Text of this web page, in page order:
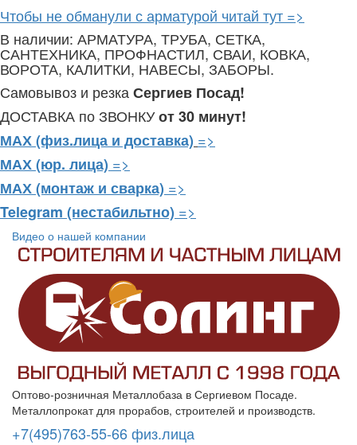
Чтобы не обманули с арматурой читай тут =>
В наличии: АРМАТУРА, ТРУБА, СЕТКА,
САНТЕХНИКА, ПРОФНАСТИЛ, СВАИ, КОВКА,
ВОРОТА, КАЛИТКИ, НАВЕСЫ, ЗАБОРЫ.
Самовывоз и резка Сергиев Посад!
ДОСТАВКА по ЗВОНКУот 30 минут!
МАХ (физ.лица и доставка) =>
МАХ (юр. лица) =>
МАХ (монтаж и сварка) =>
Telegram (нестабильтно) =>
Видео о нашей компании
Оптово-розничная Металлобаза в Сергиевом Посаде.
Металлопрокат для прорабов, строителей и производств.
+7(495)763-55-66 физ.лица